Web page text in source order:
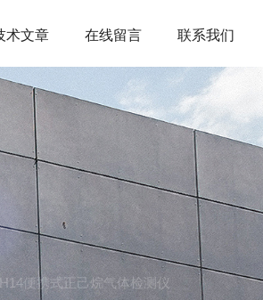
术文章 在线留言 联系我们
便携式正己烷气体检测仪